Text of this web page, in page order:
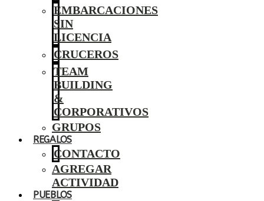
EMBARCACIONES
SIN
LICENCIA
CRUCEROS
TEAM
BUILDING
&
CORPORATIVOS
GRUPOS
REGALOS
CONTACTO
AGREGAR
ACTIVIDAD
PUEBLOS